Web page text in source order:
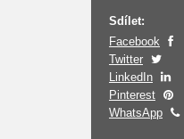
Sdílet:
Facebook
Twitter
LinkedIn
Pinterest
WhatsApp